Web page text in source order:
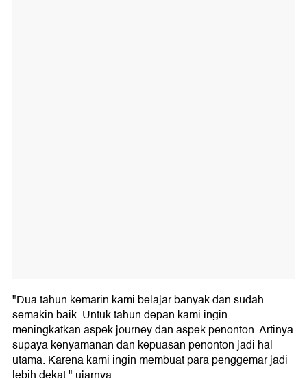
"Dua tahun kemarin kami belajar banyak dan sudah
semakin baik. Untuk tahun depan kami ingin
meningkatkan aspek journey dan aspek penonton. Artinya
supaya kenyamanan dan kepuasan penonton jadi hal
utama. Karena kami ingin membuat para penggemar jadi